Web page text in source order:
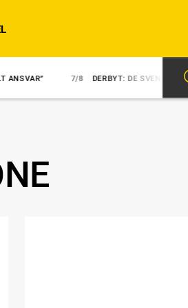
7/8 DERBYT: DE SVENSKA HOPPEN